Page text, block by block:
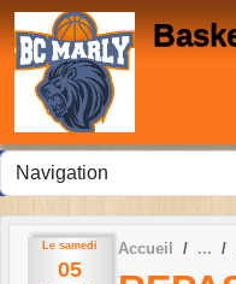
Le samedi
05
Accueil
Panneau de gestion des